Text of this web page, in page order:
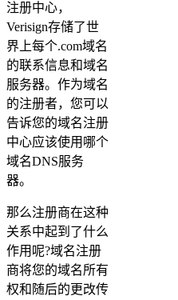
注册中心，
Verisign存储了世
界上每个.com域名
的联系信息和域名
服务器。作为域名
的注册者，您可以
告诉您的域名注册
中心应该使用哪个
域名DNS服务
器。
那么注册商在这种
关系中起到了什么
作用呢?域名注册
商将您的域名所有
权和随后的更改传